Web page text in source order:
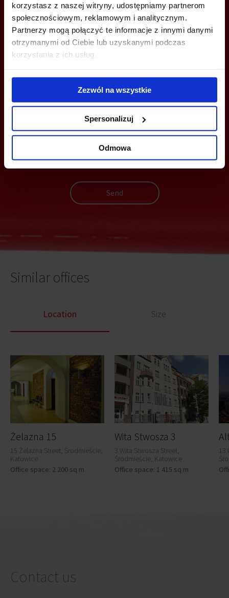
korzystasz z naszej witryny, udostępniamy partnerom
społecznościowym, reklamowym i analitycznym.
Partnerzy mogą połączyć te informacje z innymi danymi
otrzymanymi od Ciebie lub uzyskanymi podczas
korzystania z ich usług.
Zezwól na wszystkie
Spersonalizuj
Odmowa
+48 12 294 94 33
katowice@officefinder.pl
YOU CAN LEAVE YOUR PHONE NUMBER AND WE WILL CONTACT
YOU
Send
Similar offices
Location Size
Żelazna 15
15 Żelazna Street, Środmieście,
Katowice
Office space: 2 200 sq m
Wita Stwosza 3
3 Wita Stwosza Street,
Środmieście, Katowice
Office space: 1 415 sq m
13
Contact us